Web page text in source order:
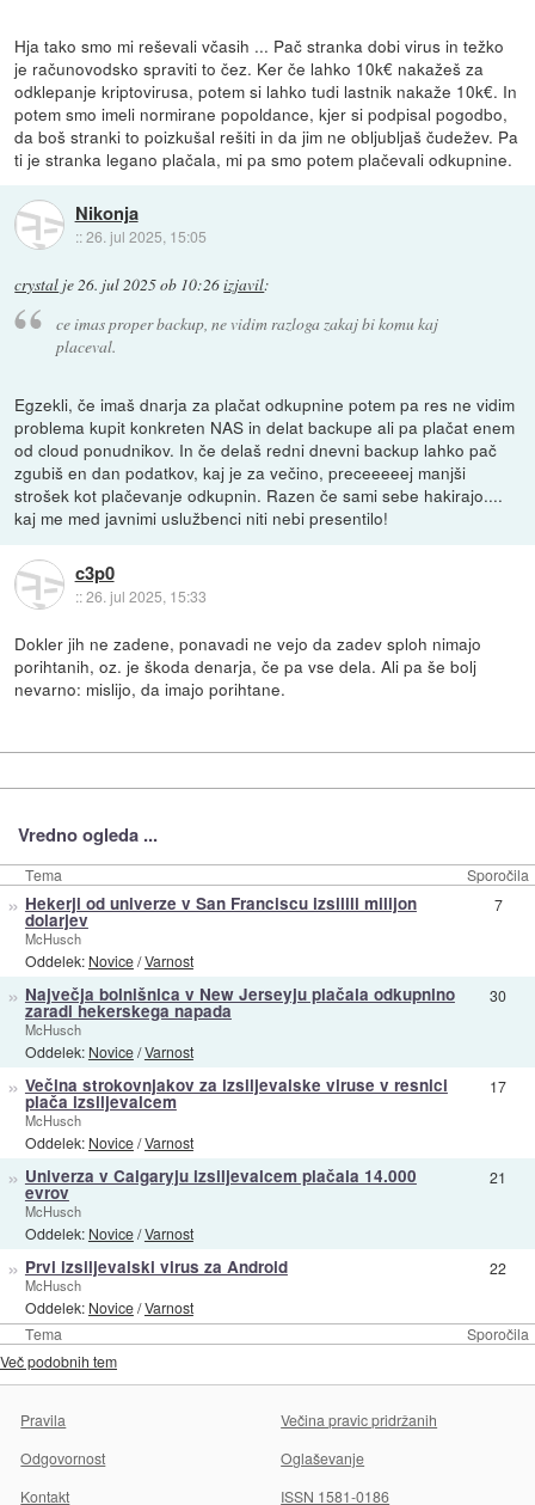
Hja tako smo mi reševali včasih ... Pač stranka dobi virus in težko
je računovodsko spraviti to čez. Ker če lahko 10k€ nakažeš za
odklepanje kriptovirusa, potem si lahko tudi lastnik nakaže 10k€. In
potem smo imeli normirane popoldance, kjer si podpisal pogodbo,
da boš stranki to poizkušal rešiti in da jim ne obljubljaš čudežev. Pa
ti je stranka legano plačala, mi pa smo potem plačevali odkupnine.
Nikonja
::26. jul 2025, 15:05
crystal je26. jul 2025 ob 10:26izjavil:
ce imas proper backup, ne vidim razloga zakaj bi komu kaj
placeval.
Egzekli, če imaš dnarja za plačat odkupnine potem pa res ne vidim
problema kupit konkreten NAS in delat backupe ali pa plačat enem
od cloud ponudnikov. In če delaš redni dnevni backup lahko pač
zgubiš en dan podatkov, kaj je za večino, preceeeeej manjši
strošek kot plačevanje odkupnin. Razen če sami sebe hakirajo....
kaj me med javnimi uslužbenci niti nebi presentilo!
c3p0
::26. jul 2025, 15:33
Dokler jih ne zadene, ponavadi ne vejo da zadev sploh nimajo
porihtanih, oz. je škoda denarja, če pa vse dela. Ali pa še bolj
nevarno: mislijo, da imajo porihtane.
Vredno ogleda ...
Tema Sporočila
Tema Sporočila
» Hekerji od univerze v San Franciscu izsilili milijon
dolarjev
McHusch
Oddelek: Novice/Varnost
7
» Največja bolnišnica v New Jerseyju plačala odkupnino
zaradi hekerskega napada
McHusch
Oddelek: Novice/Varnost
30
» Večina strokovnjakov za izsiljevalske viruse v resnici
plača izsiljevalcem
McHusch
Oddelek: Novice/Varnost
17
» Univerza v Calgaryju izsiljevalcem plačala 14.000
evrov
McHusch
Oddelek: Novice/Varnost
21
» Prvi izsiljevalski virus za Android
McHusch
Oddelek: Novice/Varnost
22
Več podobnih tem
Pravila
Večina pravic pridržanih
Odgovornost
Oglaševanje
Kontakt
ISSN 1581-0186